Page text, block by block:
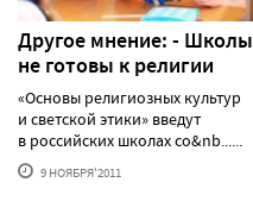
Другое мнение: - Школы
не готовы к религии
«Основы религиозных культур
и светской этики» введут
в российских школах со&nb......
9 НОЯБРЯ'2011